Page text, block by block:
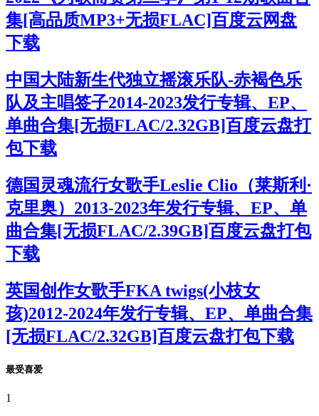
集[高品质MP3+无损FLAC]百度云网盘
下载
中国大陆新生代独立摇滚乐队-赤褐色乐
队及主唱签子2014-2023发行专辑、EP、
单曲合集[无损FLAC/2.32GB]百度云盘打
包下载
德国灵魂流行女歌手Leslie Clio（莱斯利·
克里奥）2013-2023年发行专辑、EP、单
曲合集[无损FLAC/2.39GB]百度云盘打包
下载
英国创作女歌手FKA twigs(小枝女
孩)2012-2024年发行专辑、EP、单曲合集
[无损FLAC/2.32GB]百度云盘打包下载
最受喜爱
1